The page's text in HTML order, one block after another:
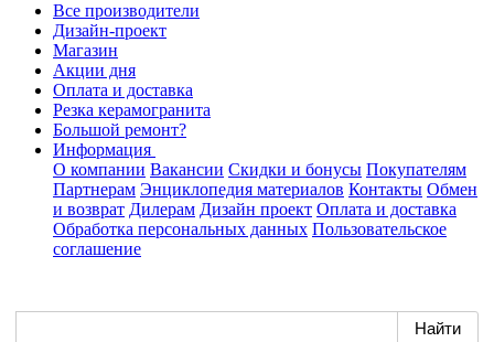
Все производители
Дизайн-проект
Магазин
Акции дня
Оплата и доставка
Резка керамогранита
Большой ремонт?
Информация
О компании Вакансии Скидки и бонусы Покупателям
Партнерам Энциклопедия материалов Контакты Обмен
и возврат Дилерам Дизайн проект Оплата и доставка
Обработка персональных данных Пользовательское
соглашение